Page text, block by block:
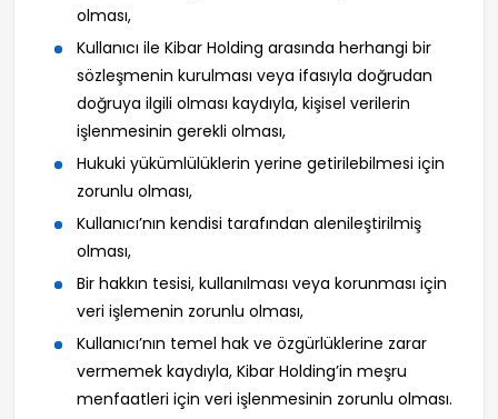
olması,
Kullanıcı ile Kibar Holding arasında herhangi bir
sözleşmenin kurulması veya ifasıyla doğrudan
doğruya ilgili olması kaydıyla, kişisel verilerin
işlenmesinin gerekli olması,
Hukuki yükümlülüklerin yerine getirilebilmesi için
zorunlu olması,
Kullanıcı’nın kendisi tarafından alenileştirilmiş
olması,
Bir hakkın tesisi, kullanılması veya korunması için
veri işlemenin zorunlu olması,
Kullanıcı’nın temel hak ve özgürlüklerine zarar
vermemek kaydıyla, Kibar Holding’in meşru
menfaatleri için veri işlenmesinin zorunlu olması.